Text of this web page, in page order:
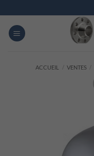
au
contenu
ACCUEIL / VENTES /